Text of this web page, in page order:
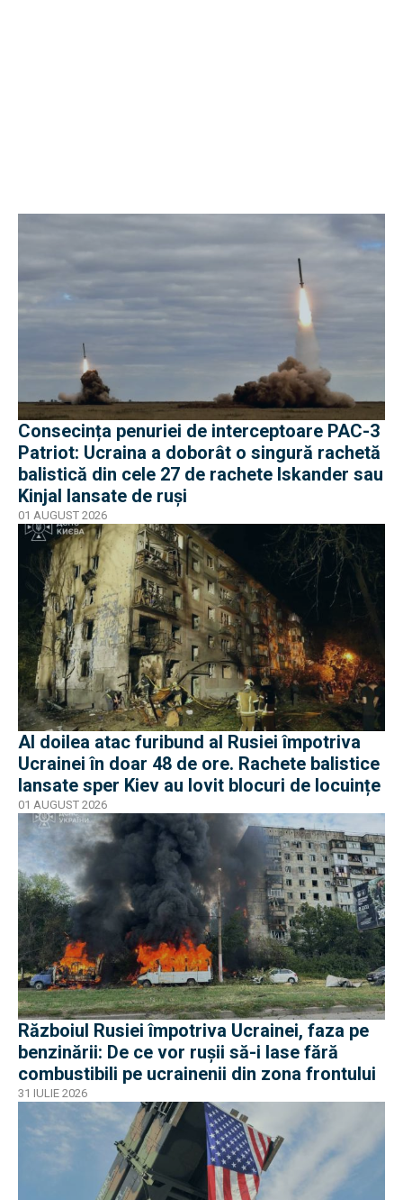
Consecința penuriei de interceptoare PAC-3
Patriot: Ucraina a doborât o singură rachetă
balistică din cele 27 de rachete Iskander sau
Kinjal lansate de ruși
01 AUGUST 2026
Al doilea atac furibund al Rusiei împotriva
Ucrainei în doar 48 de ore. Rachete balistice
lansate sper Kiev au lovit blocuri de locuințe
01 AUGUST 2026
Războiul Rusiei împotriva Ucrainei, faza pe
benzinării: De ce vor rușii să-i lase fără
combustibili pe ucrainenii din zona frontului
31 IULIE 2026